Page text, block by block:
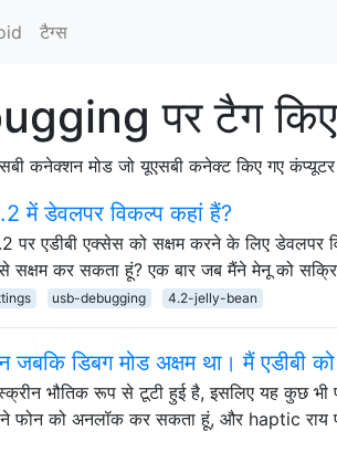
टैग्‍स
पर टैग किए
कनेक्शन मोड जो यूएसबी कनेक्ट किए गए
में डेवलपर विकल्प कहां हैं?
पर एडीबी एक्सेस को सक्षम करने के लिए डेवलपर
कर सकता हूं? एक बार जब मैंने मेनू को
usb-debugging 4.2-jelly-bean
जबकि डिबग मोड अक्षम था। मैं एडीबी
भौतिक रूप से टूटी हुई है, इसलिए यह कुछ भी
फोन को अनलॉक कर सकता हूं, और haptic राय